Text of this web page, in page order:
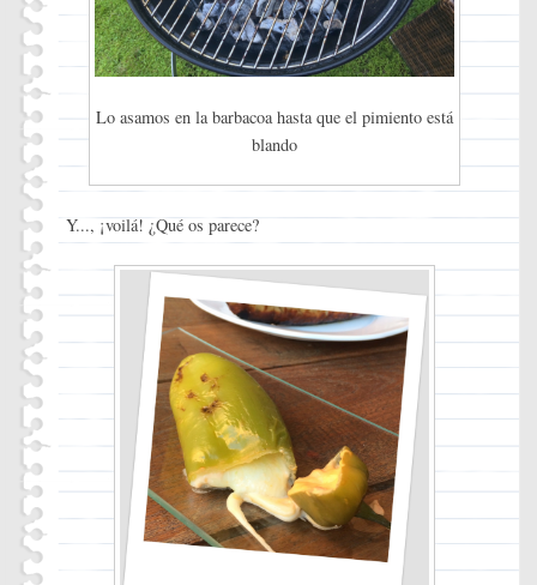
Lo asamos en la barbacoa hasta que el pimiento está
blando
Y..., ¡voilá! ¿Qué os parece?